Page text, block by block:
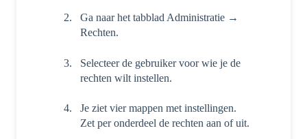
Ga naar het tabblad Administratie →
Rechten.
Selecteer de gebruiker voor wie je de
rechten wilt instellen.
Je ziet vier mappen met instellingen.
Zet per onderdeel de rechten aan of uit.